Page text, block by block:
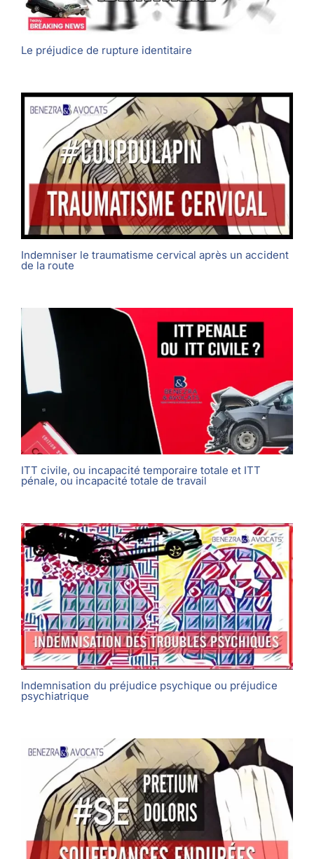
Le préjudice de rupture identitaire
Indemniser le traumatisme cervical après un accident
de la route
ITT civile, ou incapacité temporaire totale et ITT
pénale, ou incapacité totale de travail
Indemnisation du préjudice psychique ou préjudice
psychiatrique